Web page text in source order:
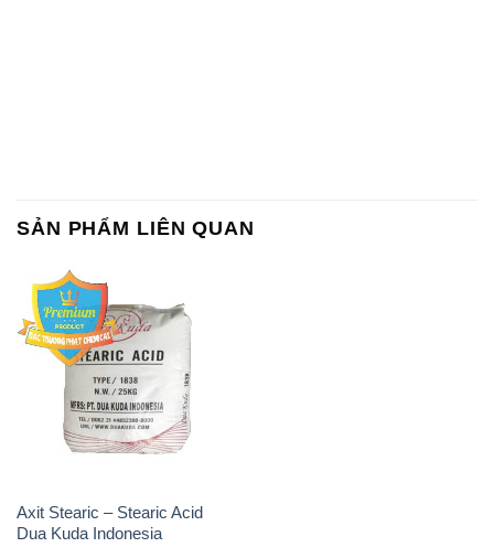
SẢN PHẨM LIÊN QUAN
Axit Stearic – Stearic Acid
Dua Kuda Indonesia